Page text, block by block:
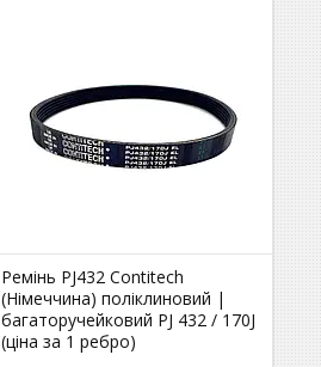
Ремінь PJ432 Contitech
(Німеччина) поліклиновий |
багаторучейковий PJ 432 / 170J
(ціна за 1 ребро)